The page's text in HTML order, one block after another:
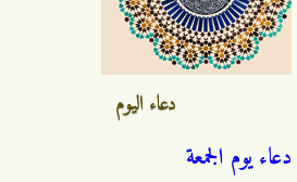
دعاء اليوم
دعاء يوم الجمعة